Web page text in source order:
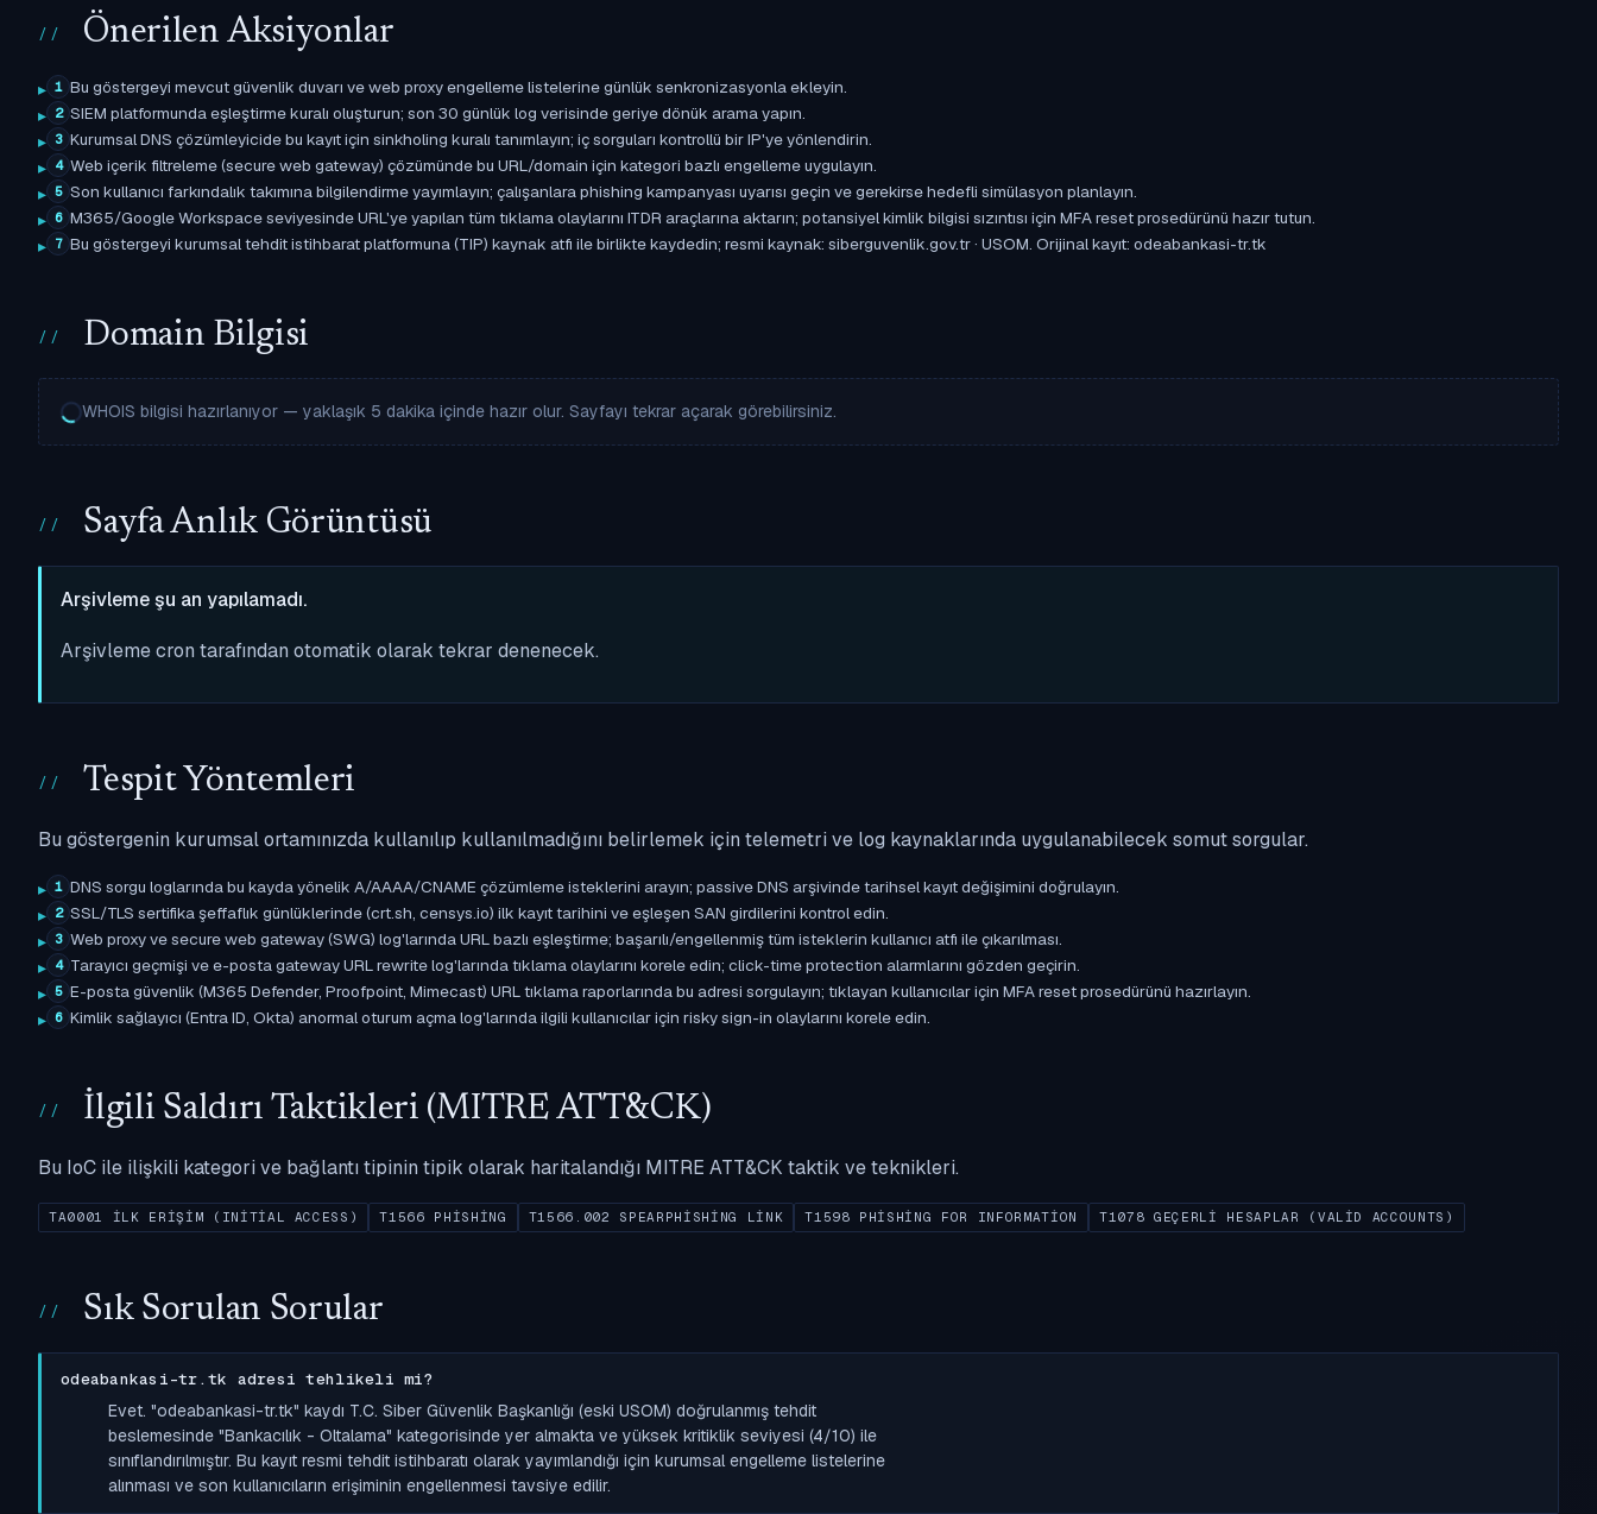
Önerilen Aksiyonlar
1 Bu göstergeyi mevcut güvenlik duvarı ve web proxy engelleme listelerine günlük senkronizasyonla ekleyin.
2 SIEM platformunda eşleştirme kuralı oluşturun; son 30 günlük log verisinde geriye dönük arama yapın.
3 Kurumsal DNS çözümleyicide bu kayıt için sinkholing kuralı tanımlayın; iç sorguları kontrollü bir IP'ye yönlendirin.
4 Web içerik filtreleme (secure web gateway) çözümünde bu URL/domain için kategori bazlı engelleme uygulayın.
5 Son kullanıcı farkındalık takımına bilgilendirme yayımlayın; çalışanlara phishing kampanyası uyarısı geçin ve gerekirse hedefli simülasyon planlayın.
6 M365/Google Workspace seviyesinde URL'ye yapılan tüm tıklama olaylarını ITDR araçlarına aktarın; potansiyel kimlik bilgisi sızıntısı için MFA reset prosedürünü hazır tutun.
7 Bu göstergeyi kurumsal tehdit istihbarat platformuna (TIP) kaynak atfı ile birlikte kaydedin; resmi kaynak: siberguvenlik.gov.tr · USOM. Orijinal kayıt: odeabankasi-tr.tk
Domain Bilgisi
WHOIS bilgisi hazırlanıyor — yaklaşık 5 dakika içinde hazır olur. Sayfayı tekrar açarak görebilirsiniz.
Sayfa Anlık Görüntüsü
Arşivleme şu an yapılamadı.
Arşivleme cron tarafından otomatik olarak tekrar denenecek.
Tespit Yöntemleri
Bu göstergenin kurumsal ortamınızda kullanılıp kullanılmadığını belirlemek için telemetri ve log kaynaklarında uygulanabilecek somut sorgular.
1 DNS sorgu loglarında bu kayda yönelik A/AAAA/CNAME çözümleme isteklerini arayın; passive DNS arşivinde tarihsel kayıt değişimini doğrulayın.
2 SSL/TLS sertifika şeffaflık günlüklerinde (crt.sh, censys.io) ilk kayıt tarihini ve eşleşen SAN girdilerini kontrol edin.
3 Web proxy ve secure web gateway (SWG) log'larında URL bazlı eşleştirme; başarılı/engellenmiş tüm isteklerin kullanıcı atfı ile çıkarılması.
4 Tarayıcı geçmişi ve e-posta gateway URL rewrite log'larında tıklama olaylarını korele edin; click-time protection alarmlarını gözden geçirin.
5 E-posta güvenlik (M365 Defender, Proofpoint, Mimecast) URL tıklama raporlarında bu adresi sorgulayın; tıklayan kullanıcılar için MFA reset prosedürünü hazırlayın.
6 Kimlik sağlayıcı (Entra ID, Okta) anormal oturum açma log'larında ilgili kullanıcılar için risky sign-in olaylarını korele edin.
İlgili Saldırı Taktikleri (MITRE ATT&CK)
Bu IoC ile ilişkili kategori ve bağlantı tipinin tipik olarak haritalandığı MITRE ATT&CK taktik ve teknikleri.
TA0001 İLK ERIŞIM (INITIAL ACCESS) T1566 PHISHING T1566.002 SPEARPHISHING LINK T1598 PHISHING FOR INFORMATION T1078 GEÇERLI HESAPLAR (VALID ACCOUNTS)
Sık Sorulan Sorular
odeabankasi-tr.tk adresi tehlikeli mi?
Evet. "odeabankasi-tr.tk" kaydı T.C. Siber Güvenlik Başkanlığı (eski USOM) doğrulanmış tehdit
beslemesinde "Bankacılık - Oltalama" kategorisinde yer almakta ve yüksek kritiklik seviyesi (4/10) ile
sınıflandırılmıştır. Bu kayıt resmi tehdit istihbaratı olarak yayımlandığı için kurumsal engelleme listelerine
alınması ve son kullanıcıların erişiminin engellenmesi tavsiye edilir.